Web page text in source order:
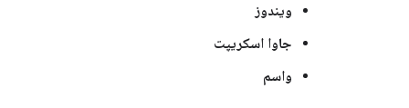
ویندوز
جاوا اسکریپت
واسم